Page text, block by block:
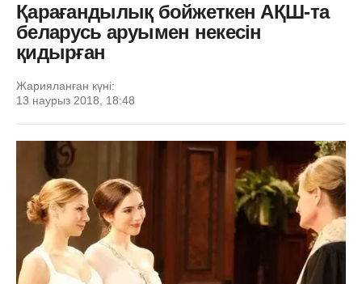
Қарағандылық бойжеткен АҚШ-та
беларусь аруымен некесін
қидырған
Жарияланған күні:
13 наурыз 2018, 18:48